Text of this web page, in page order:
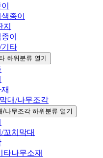
종이
이
기타
하위분류 열기
대/나무조각
/나무조각 하위분류 열기
꼬치막대
타나무소재